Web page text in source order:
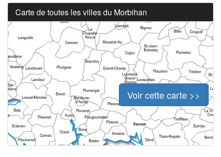
Carte de toutes les villes du Morbihan
Voir cette carte >>